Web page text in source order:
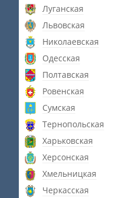
Луганская
Львовская
Николаевская
Одесская
Полтавская
Ровенская
Сумская
Тернопольская
Харьковская
Херсонская
Хмельницкая
Черкасская